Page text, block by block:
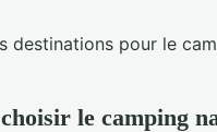
le camping